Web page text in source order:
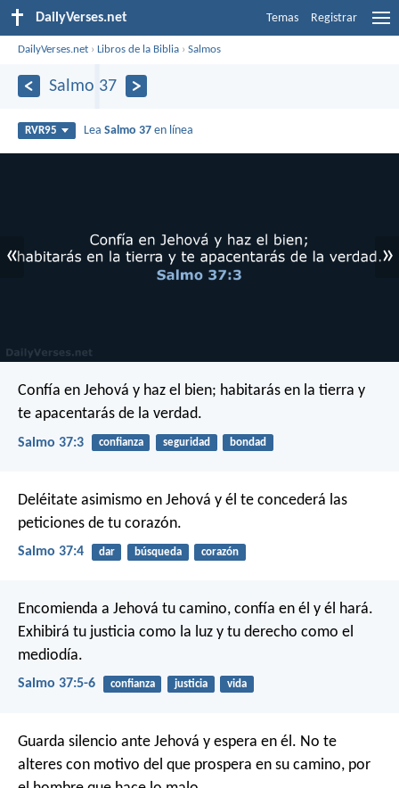
DailyVerses.net Temas Registrar
DailyVerses.net ›Libros de la Biblia ›Salmos
Salmo 37
RVR95 LeaSalmo 37 en línea
« »
Confía en Jehová y haz el bien; habitarás en la tierra y
te apacentarás de la verdad.
Salmo 37:3 confianza seguridad bondad
Deléitate asimismo en Jehová y él te concederá las
peticiones de tu corazón.
Salmo 37:4 dar búsqueda corazón
Encomienda a Jehová tu camino, confía en él y él hará.
Exhibirá tu justicia como la luz y tu derecho como el
mediodía.
Salmo 37:5-6 confianza justicia vida
Guarda silencio ante Jehová y espera en él. No te
alteres con motivo del que prospera en su camino, por